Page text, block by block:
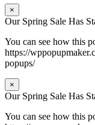
×
Our Spring Sale Has
You can see how this
https://
popups/
×
Our Spring Sale Has
You can see how this